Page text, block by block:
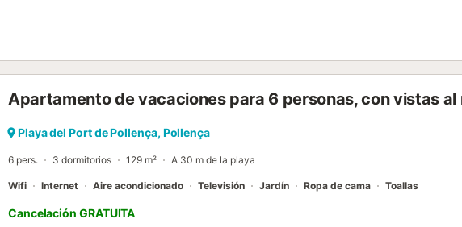
privada con terraza cubierta y balcón. Hay aparcamiento gratuito en la calle. Se
edificio dispone de ascensor. Este establecimiento cuenta con un cómodo sistema de
Apartamento de vacaciones para 6 personas, con vistas al
Playa del Port de Pollença, Pollença
6 pers. 3 dormitorios 129 m² A 30 m de la playa
Wifi Internet Aire acondicionado Televisión Jardín Ropa de cama Toallas
Cancelación GRATUITA